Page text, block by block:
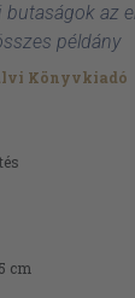
butaságok az
példány
Könyvkiadó
cm